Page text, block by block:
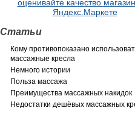
Статьи
Кому противопоказано
массажные кресла
Немного истории
Польза массажа
Преимущества массажных накидок
Недостатки дешёвых массажных